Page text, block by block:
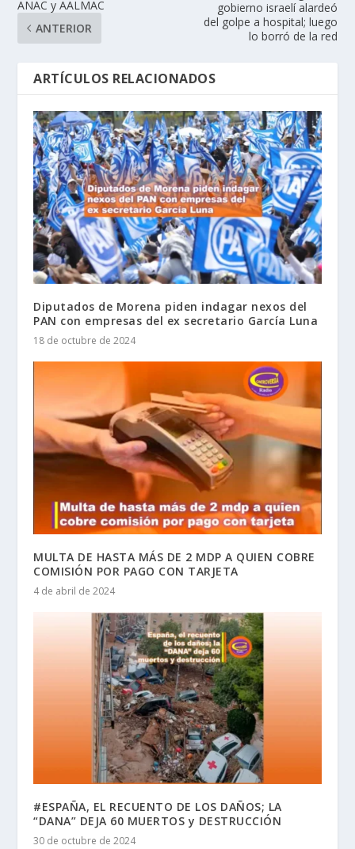
ANAC y AALMAC
ANTERIOR
gobierno israelí alardeó
del golpe a hospital; luego
lo borró de la red
ARTÍCULOS RELACIONADOS
Diputados de Morena piden indagar nexos del
PAN con empresas del ex secretario García Luna
18 de octubre de 2024
MULTA DE HASTA MÁS DE 2 MDP A QUIEN COBRE
COMISIÓN POR PAGO CON TARJETA
4 de abril de 2024
#ESPAÑA, EL RECUENTO DE LOS DAÑOS; LA
“DANA” DEJA 60 MUERTOS y DESTRUCCIÓN
30 de octubre de 2024